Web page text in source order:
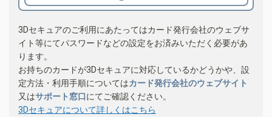
3Dセキュアのご利用にあたってはカード発行会社のウェブサ
イト等にてパスワードなどの設定をお済みいただく必要があ
ります。
お持ちのカードが3Dセキュアに対応しているかどうかや、設
定方法・利用手順についてはカード発行会社のウェブサイト
又はサポート窓口にてご確認ください。
3Dセキュアについて詳しくはこちら